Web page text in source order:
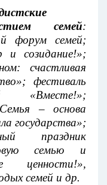
семей:
форум семей;
созидание!»;
счастливая
фестиваль
«Вместе!»;
– основа
государства»;
праздник
семью и
ценности!»,
семей и др.